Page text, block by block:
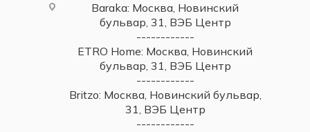
Baraka: Москва, Новинский
бульвар, 31, ВЭБ Центр
------------
ETRO Home: Москва, Новинский
бульвар, 31, ВЭБ Центр
------------
Britzo: Москва, Новинский бульвар,
31, ВЭБ Центр
------------